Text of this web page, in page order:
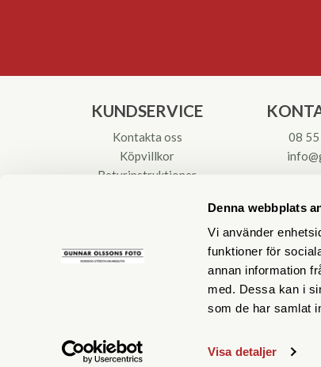
Denna webbplats
Vi använder
funktioner för
annan information
med. Dessa kan i
som de har samlat
Visa detaljer
KUNDSERVICE
Kontakta oss
Köpvillkor
Returinstruktioner
08